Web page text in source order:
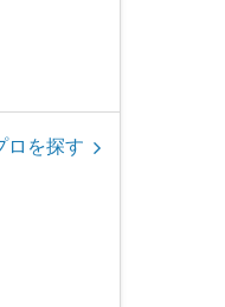
ロを探す